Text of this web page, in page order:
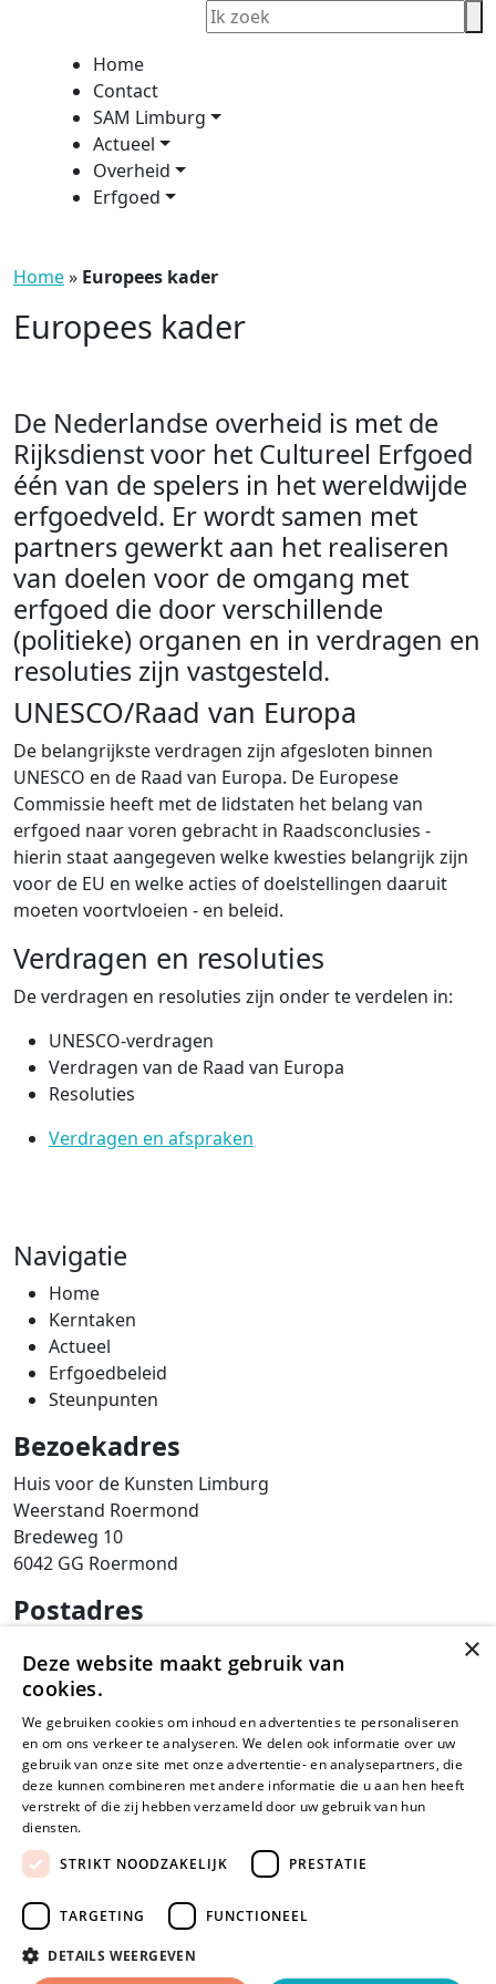
Home
Contact
SAM Limburg
Actueel
Overheid
Erfgoed
Home» Europees kader
Europees kader
De Nederlandse overheid is met de
Rijksdienst voor het Cultureel Erfgoed
één van de spelers in het wereldwijde
erfgoedveld. Er wordt samen met
partners gewerkt aan het realiseren
van doelen voor de omgang met
erfgoed die door verschillende
(politieke) organen en in verdragen en
resoluties zijn vastgesteld.
UNESCO/Raad van Europa
De belangrijkste verdragen zijn afgesloten binnen
UNESCO en de Raad van Europa. De Europese
Commissie heeft met de lidstaten het belang van
erfgoed naar voren gebracht in Raadsconclusies -
hierin staat aangegeven welke kwesties belangrijk zijn
voor de EU en welke acties of doelstellingen daaruit
moeten voortvloeien - en beleid.
Verdragen en resoluties
De verdragen en resoluties zijn onder te verdelen in:
UNESCO-verdragen
Verdragen van de Raad van Europa
Resoluties
Verdragen en afspraken
Navigatie
Home
Kerntaken
Actueel
Erfgoedbeleid
Steunpunten
Bezoekadres
Huis voor de Kunsten Limburg
Weerstand Roermond
Bredeweg 10
6042 GG Roermond
Postadres
Postbus 203
6040 AE ROERMOND
steunpunt@sam-limburg.nl
0475-399281
© 2026
Maatwerk
Privacyverklaring
×
Deze website maakt gebruik van
cookies.
We gebruiken cookies om inhoud en advertenties te personaliseren
en om ons verkeer te analyseren. We delen ook informatie over uw
gebruik van onze site met onze advertentie- en analysepartners, die
deze kunnen combineren met andere informatie die u aan hen heeft
verstrekt of die zij hebben verzameld door uw gebruik van hun
diensten.
STRIKT NOODZAKELIJK
PRESTATIE
TARGETING FUNCTIONEEL
DETAILS WEERGEVEN